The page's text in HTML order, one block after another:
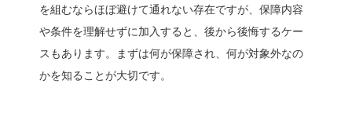
を組むならほぼ避けて通れない存在ですが、保障内容
や条件を理解せずに加入すると、後から後悔するケー
スもあります。まずは何が保障され、何が対象外なの
かを知ることが大切です。